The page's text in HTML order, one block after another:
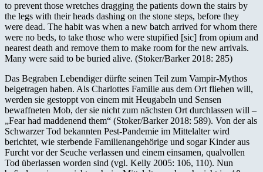
to prevent those wretches dragging the patients down the stairs by
the legs with their heads dashing on the stone steps, before they
were dead. The habit was when a new batch arrived for whom there
were no beds, to take those who were stupified [sic] from opium and
nearest death and remove them to make room for the new arrivals.
Many were said to be buried alive. (Stoker/Barker 2018: 285)
Das Begraben Lebendiger dürfte seinen Teil zum Vampir-Mythos
beigetragen haben. Als Charlottes Familie aus dem Ort fliehen will,
werden sie gestoppt von einem mit Heugabeln und Sensen
bewaffneten Mob, der sie nicht zum nächsten Ort durchlassen will –
„Fear had maddenend them“ (Stoker/Barker 2018: 589). Von der als
Schwarzer Tod bekannten Pest-Pandemie im Mittelalter wird
berichtet, wie sterbende Familienangehörige und sogar Kinder aus
Furcht vor der Seuche verlassen und einem einsamen, qualvollen
Tod überlassen worden sind (vgl. Kelly 2005: 106, 110). Nun